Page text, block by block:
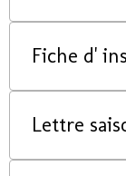
Fiche d'
Lettre